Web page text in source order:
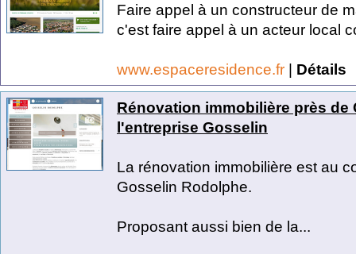
Faire appel à un constructeur de
c'est faire appel à un acteur local
www.espaceresidence.fr | Détails
Rénovation immobilière près de
l'entreprise Gosselin
La rénovation immobilière est au
Gosselin Rodolphe.
Proposant aussi bien de la...